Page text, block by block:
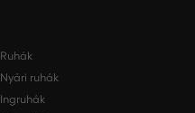
Ruhák
Nyári ruhák
Ingruhák